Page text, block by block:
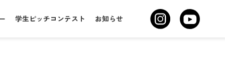
学生ピッチコンテスト お知らせ